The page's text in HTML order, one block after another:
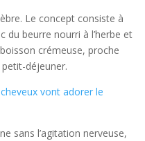
Le concept consiste à
du beurre nourri à l’herbe et
crémeuse, proche
déjeuner.
vont adorer le
sans l’agitation nerveuse,